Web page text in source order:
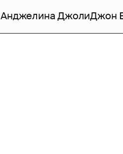
Анджелина ДжолиДжон